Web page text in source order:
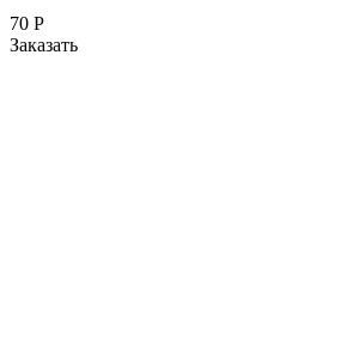
70 Р
Заказать